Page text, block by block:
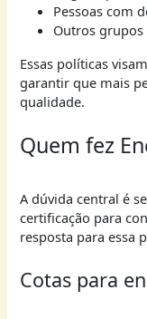
Pessoas com
Outros grupos
Essas políticas
garantir que mais
qualidade.
Quem fez
A dúvida central é
certificação para
resposta para essa
Cotas para